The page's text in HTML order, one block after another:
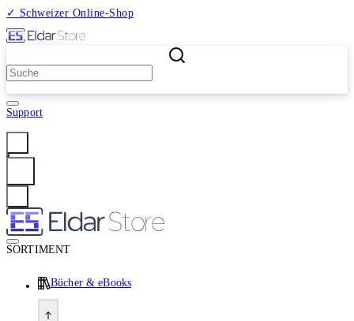
✓ Schweizer Online-Shop
Support
SORTIMENT
Bücher & eBooks